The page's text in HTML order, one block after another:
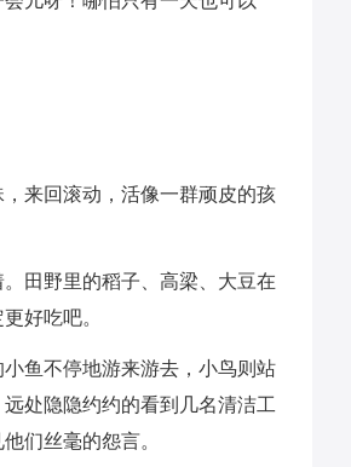
来回滚动，活像一群顽皮的孩
田野里的稻子、高梁、大豆在
好吃吧。
鱼不停地游来游去，小鸟则站
处隐隐约约的看到几名清洁工
们丝毫的怨言。